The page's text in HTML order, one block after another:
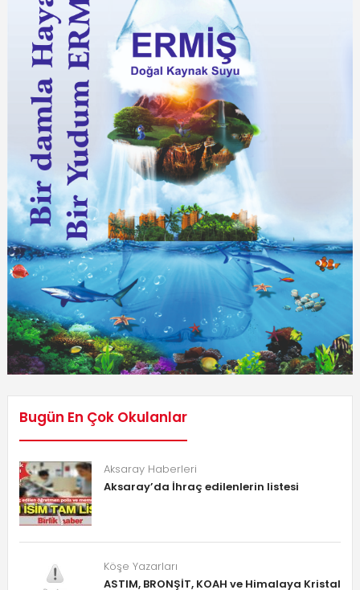
Bugün En Çok Okulanlar
Aksaray Haberleri
Aksaray’da İhraç edilenlerin listesi
Köşe Yazarları
ASTIM, BRONŞİT, KOAH ve Himalaya Kristal